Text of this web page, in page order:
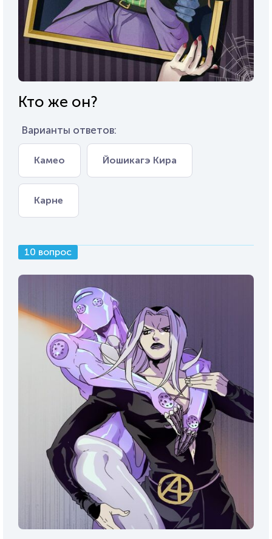
Кто же он?
Варианты ответов:
Камео Йошикагэ Кира
Карне
10 вопрос